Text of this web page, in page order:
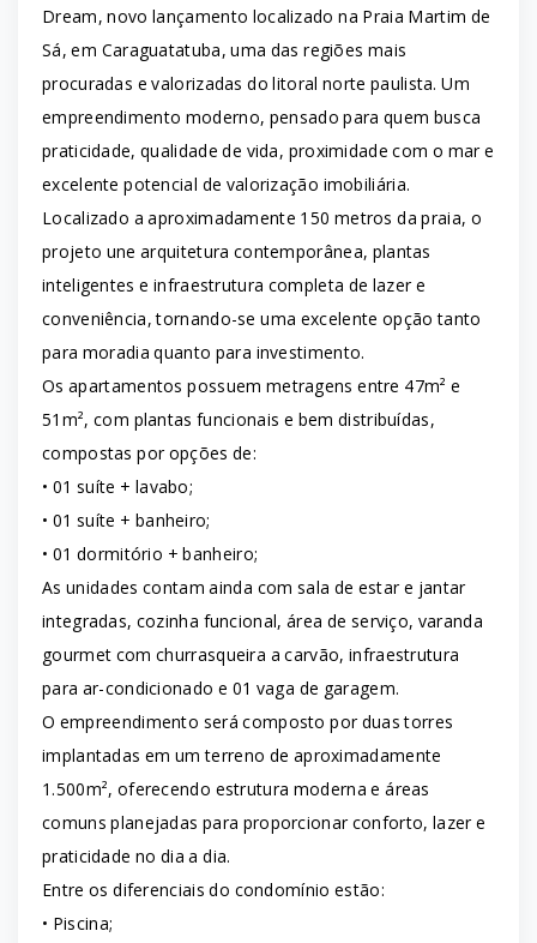
Dream, novo lançamento localizado na Praia Martim de
Sá, em Caraguatatuba, uma das regiões mais
procuradas e valorizadas do litoral norte paulista. Um
empreendimento moderno, pensado para quem busca
praticidade, qualidade de vida, proximidade com o mar e
excelente potencial de valorização imobiliária.
Localizado a aproximadamente 150 metros da praia, o
projeto une arquitetura contemporânea, plantas
inteligentes e infraestrutura completa de lazer e
conveniência, tornando-se uma excelente opção tanto
para moradia quanto para investimento.
Os apartamentos possuem metragens entre 47m² e
51m², com plantas funcionais e bem distribuídas,
compostas por opções de:
• 01 suíte + lavabo;
• 01 suíte + banheiro;
• 01 dormitório + banheiro;
As unidades contam ainda com sala de estar e jantar
integradas, cozinha funcional, área de serviço, varanda
gourmet com churrasqueira a carvão, infraestrutura
para ar-condicionado e 01 vaga de garagem.
O empreendimento será composto por duas torres
implantadas em um terreno de aproximadamente
1.500m², oferecendo estrutura moderna e áreas
comuns planejadas para proporcionar conforto, lazer e
praticidade no dia a dia.
Entre os diferenciais do condomínio estão:
• Piscina;